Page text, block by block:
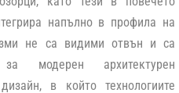
напълно в профила на
не са видими отвън и са
модерен архитектурен
в който технологиите